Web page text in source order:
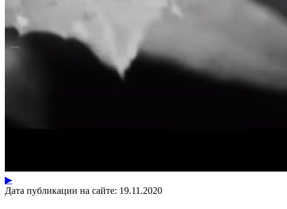
▶
Дата публикации на сайте: 19.11.2020